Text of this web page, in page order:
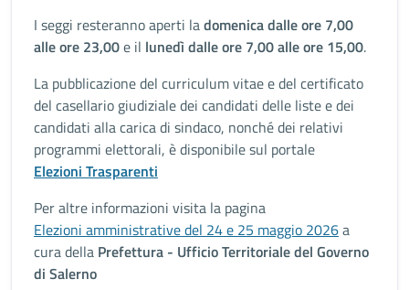
I seggi resteranno aperti ladomenica dalle ore 7,00
alle ore 23,00e il lunedì dalle ore 7,00 alle ore 15,00.
La pubblicazione del curriculum vitae e del certificato
del casellario giudiziale dei candidati delle liste e dei
candidati alla carica di sindaco, nonché dei relativi
programmi elettorali, è disponibile sul portale
Elezioni Trasparenti
Per altre informazioni visita la pagina
Elezioni amministrative del 24 e 25 maggio 2026a
cura della Prefettura - Ufficio Territoriale del Governo
di Salerno